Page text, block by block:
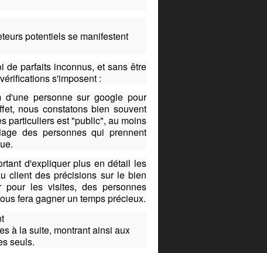
potentiels se manifestent
de parfaits inconnus, et sans être
s'imposent :
personne sur google pour
nous constatons bien souvent
particuliers est "public", au moins
des personnes qui prennent
d'expliquer plus en détail les
client des précisions sur le bien
pour les visites, des personnes
fera gagner un temps précieux.
à la suite, montrant ainsi aux
seuls.